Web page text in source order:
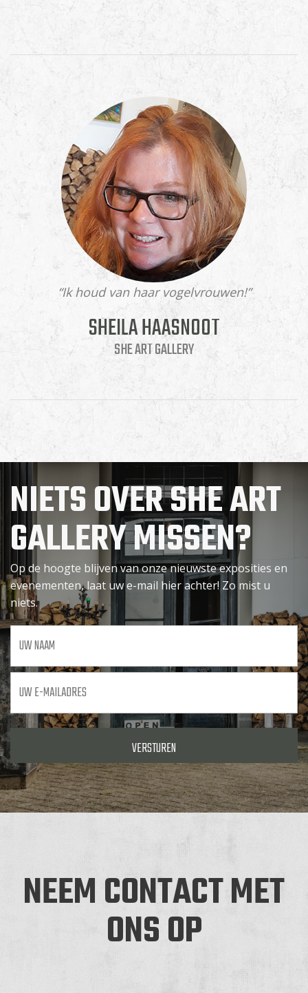
“Ik houd van haar vogelvrouwen!”
SHEILA HAASNOOT
SHE ART GALLERY
NIETS OVER SHE ART
GALLERY MISSEN?
Op de hoogte blijven van onze nieuwste exposities en
evenementen, laat uw e-mail hier achter! Zo mist u
niets.
naam
mailadres *
NEEM CONTACT MET
ONS OP